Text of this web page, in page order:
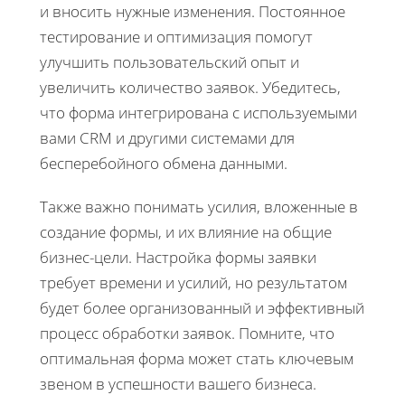
и вносить нужные изменения. Постоянное
тестирование и оптимизация помогут
улучшить пользовательский опыт и
увеличить количество заявок. Убедитесь,
что форма интегрирована с используемыми
вами CRM и другими системами для
бесперебойного обмена данными.
Также важно понимать усилия, вложенные в
создание формы, и их влияние на общие
бизнес-цели. Настройка формы заявки
требует времени и усилий, но результатом
будет более организованный и эффективный
процесс обработки заявок. Помните, что
оптимальная форма может стать ключевым
звеном в успешности вашего бизнеса.